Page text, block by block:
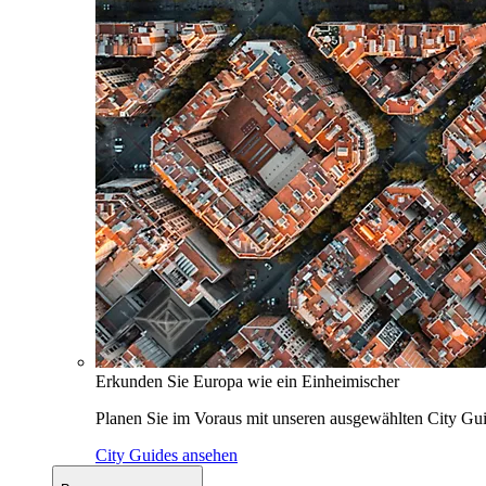
Erkunden Sie Europa wie ein Einheimischer
Planen Sie im Voraus mit unseren ausgewählten City
City Guides ansehen